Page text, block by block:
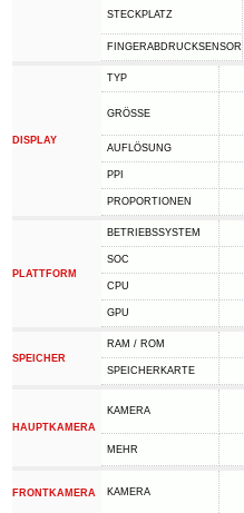
STECKPLATZ
FINGERABDRUCKSENSOR
DISPLAY
TYP
GRÖSSE
AUFLÖSUNG
PPI
PROPORTIONEN
PLATTFORM
BETRIEBSSYSTEM
SOC
CPU
GPU
SPEICHER
RAM / ROM
SPEICHERKARTE
HAUPTKAMERA
KAMERA
MEHR
FRONTKAMERA KAMERA